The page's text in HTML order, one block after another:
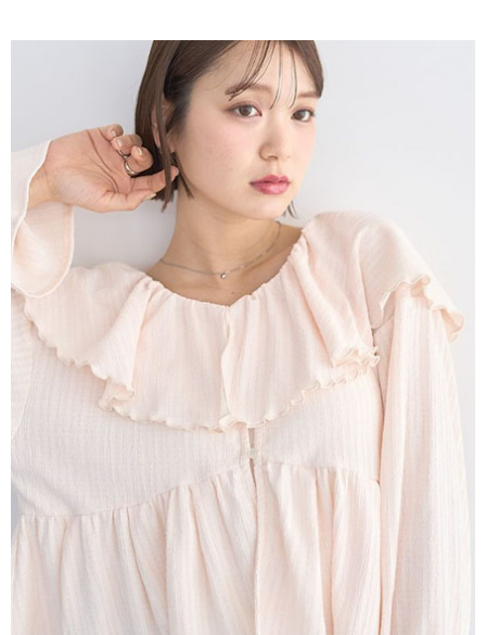
消。如遇「轉專審核」未通過狀況，表示未達大哥付你分期系統評分，恕無
1.分期款項不併入電信帳單，「大哥付你分期」於每月結算日後寄送繳費提
醒簡訊。
2.透過簡訊連結打開帳單後，可選擇「超商條碼／台灣大直營門市／銀行轉
帳／街口支付／iPASS MONEY」等通路繳費。
【注意事項】
1.本服務係由「台灣大哥大股份有限公司」（以下簡稱本公司）所提供，讓
用戶於交易時，得透過本服務購買商品或服務，並由商店將買賣／分期付款
買賣價金債權讓與本公司後，依約使用本公司帳單繳交帳款。
2.基於同意付款使用「大哥付你分期」之契約關係目的，商店將以您的個人
資料（包含姓名、電話或地址）提供予台灣大哥大進項蒐集、處理及利用，
由本公司與您本人進行分期帳單所需資料之確認、核對及更正。
3.完整用戶服務條款，請詳閱以下連結：
https://oppay.tw/userRule
１．簡單：不需註冊會員、不需綁卡、不需儲值。
２．便利：只要手機號碼，簡訊認證，即可結帳。
３．安心：先確認商品／服務後，再付款。
【「AFTEE先享後付」結帳流程】
１．於結帳方式選擇「AFTEE先享後付」後，將跳轉至「AFTEE先享後付」
結帳頁面，進行簡訊認證並確認金額後，即可完成結帳。
２．訂單成立數日內，您將收到繳費通知簡訊。
３．收到繳費通知簡訊後14天內，點擊此簡訊中的連結，可透過四大超商／
ATM／網路銀行／等多元方式進行付款，方視為交易完成。
※ 請注意：結帳手續完成當下不需立刻繳費，但若您需要取消訂單，請聯絡
購買商品的店家。未經商家同意取消之訂單仍視為有效，需透過AFTEE先享
後付繳納相關費用。
※ 交易是否成功請以「AFTEE先享後付 」之結帳頁面顯示為準，若有關於
是否繳費成功／繳費後需取消欲退款等相關疑問，請聯繫「AFTEE先享後付
客戶支援中心」
https://netprotections.freshdesk.com/support/home
【注意事項】
１．透過由恩沛科技股份有限公司提供之「AFTEE先享後付」服務完成之交
易，需依本服務之必要範圍內提供個人資料，並將交易相關給付款項請求債
權轉讓予恩沛科技股份有限公司。
２．關於個人資料處理事宜，請瀏覽以下網址：
３．未成年的使用者請事先徵得法定代理人或監護人之同意方可使用
「AFTEE先享後付」，若未經同意申辦者引起之損失，本公司不負相關責
４．使用「AFTEE先享後付」時，將依據個別帳號之用戶狀況，依本公司即
時審查核予不同之上限額度；若仍有額度不足之情形，本公司將視審查結果
請求用戶進行身份認證。
５．嚴禁一人註冊多個帳號或使用他人資訊註冊。若發現惡意使用之情形，
恩沛科技股份有限公司將有權停止該用戶之使用額度並採取法律行動。
每筆NT$60，滿NT$1,500(含以上)免運費
全家純取貨
每筆NT$60，滿NT$1,500(含以上)免運費
萊爾富取貨付款
每筆NT$60，滿NT$1,500(含以上)免運費
萊爾富純取貨
每筆NT$60，滿NT$1,500(含以上)免運費
7-11取貨付款
每筆NT$60，滿NT$1,500(含以上)免運費
每筆NT$60，滿NT$1,500(含以上)免運費
宅配
每筆NT$90，滿NT$1,500(含以上)免運費